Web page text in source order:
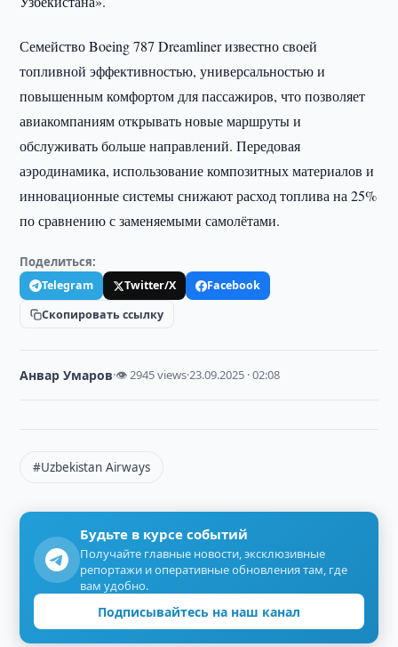
Семейство Boeing 787 Dreamliner известно своей
топливной эффективностью, универсальностью и
повышенным комфортом для пассажиров, что позволяет
авиакомпаниям открывать новые маршруты и
обслуживать больше направлений. Передовая
аэродинамика, использование композитных материалов и
инновационные системы снижают расход топлива на 25%
по сравнению с заменяемыми самолётами.
Поделиться:
Telegram Twitter/X
Facebook
Скопировать ссылку
Анвар Умаров·👁 2945 views·23.09.2025 · 02:08
#Uzbekistan Airways
Будьте в курсе событий
Получайте главные новости, эксклюзивные
репортажи и оперативные обновления там, где
вам удобно.
Подписывайтесь на наш канал